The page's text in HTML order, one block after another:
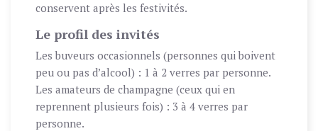
conservent après les festivités.
Le profil des invités
Les buveurs occasionnels (personnes qui boivent
peu ou pas d’alcool) : 1 à 2 verres par personne.
Les amateurs de champagne (ceux qui en
reprennent plusieurs fois) : 3 à 4 verres par
personne.